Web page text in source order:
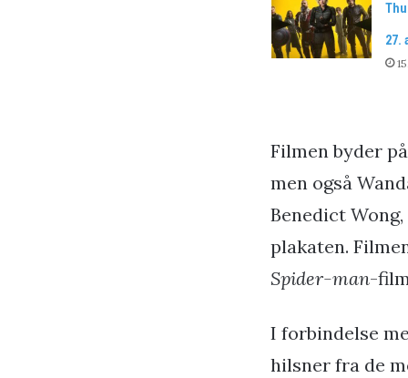
27.
Filmen byder
men også
Benedict
plakaten.
Spider-man-
I forbindelse
hilsner fra de